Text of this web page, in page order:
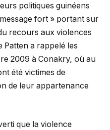
politiques guinéens
fort » portant sur
recours aux violences
Patten a rappelé les
2009 à Conakry, où au
été victimes de
de leur appartenance
que la violence